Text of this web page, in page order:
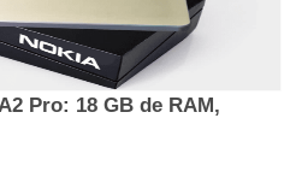
Pro: 18 GB de RAM,